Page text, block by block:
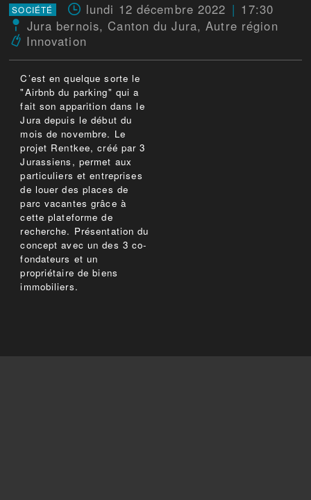
SOCIÉTÉ lundi 12 décembre 2022
17:30
Jura bernois, Canton du Jura, Autre région
Innovation
C’est en quelque sorte le
"Airbnb du parking" qui a
fait son apparition dans le
Jura depuis le début du
mois de novembre. Le
projet Rentkee, créé par 3
Jurassiens, permet aux
particuliers et entreprises
de louer des places de
parc vacantes grâce à
cette plateforme de
recherche. Présentation du
concept avec un des 3 co-
fondateurs et un
propriétaire de biens
immobiliers.